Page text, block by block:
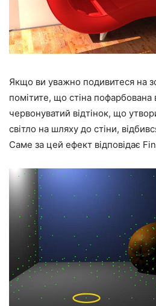
Якщо ви уважно подивитеся на
помітите, що стіна пофарбована
червонуватий відтінок, що
світло на шляху до стіни,
Саме за цей ефект відповідає